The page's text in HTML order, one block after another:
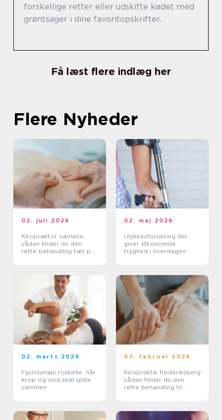
forskellige retter eller udskifte kødet med
grøntsager i dine favoritopskrifter.
Få læst flere indlæg her
Flere Nyheder
02. juli 2026
Kiropraktor værløse
sådan finder du den
rette behandling tæt på
02. maj 2026
Ulykkesforsikring der
giver Økonomisk
tryghed i hverdagen
02. marts 2026
Fysioterapi roskilde: når
krop og sind skal spille
sammen
07. februar 2026
Kiropraktik frederiksberg
sådan finder du den
rette behandling til